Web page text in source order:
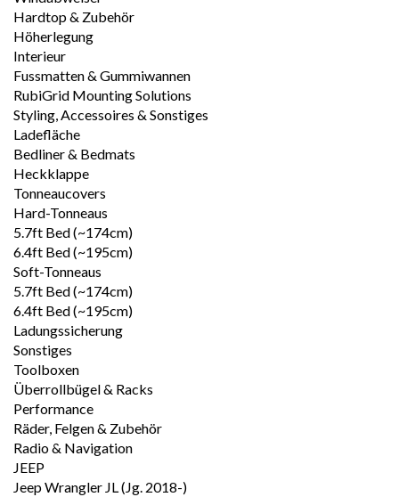
Hardtop & Zubehör
Höherlegung
Interieur
Fussmatten & Gummiwannen
RubiGrid Mounting Solutions
Styling, Accessoires & Sonstiges
Ladefläche
Bedliner & Bedmats
Heckklappe
Tonneaucovers
Hard-Tonneaus
5.7ft Bed (~174cm)
6.4ft Bed (~195cm)
Soft-Tonneaus
5.7ft Bed (~174cm)
6.4ft Bed (~195cm)
Ladungssicherung
Sonstiges
Toolboxen
Überrollbügel & Racks
Performance
Räder, Felgen & Zubehör
Radio & Navigation
JEEP
Jeep Wrangler JL (Jg. 2018-)